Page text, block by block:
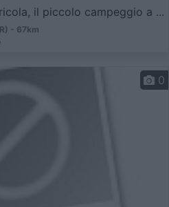
il piccolo campeggio a ...
- 67km
0